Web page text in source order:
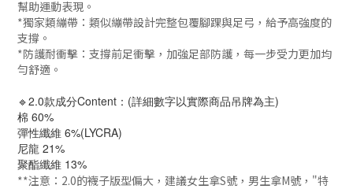
幫助運動表現。
*獨家類繃帶：類似繃帶設計完整包覆腳踝與足弓，給予高強度的
支撐。
*防護耐衝擊：支撐前足衝擊，加強足部防護，每一步受力更加均
勻舒適。
🔹2.0款成分Content：(詳細數字以實際商品吊牌為主)
棉 60%
彈性纖維 6%(LYCRA)
尼龍 21%
聚酯纖維 13%
**注意：2.0的襪子版型偏大，建議女生拿S號，男生拿M號，"特